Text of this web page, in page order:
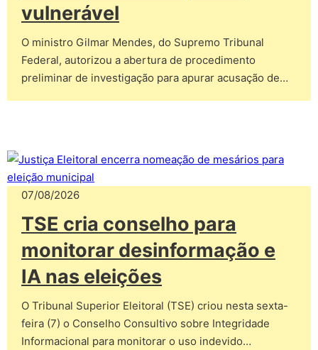
vulnerável
O ministro Gilmar Mendes, do Supremo Tribunal
Federal, autorizou a abertura de procedimento
preliminar de investigação para apurar acusação de…
07/08/2026
TSE cria conselho para
monitorar desinformação e
IA nas eleições
O Tribunal Superior Eleitoral (TSE) criou nesta sexta-
feira (7) o Conselho Consultivo sobre Integridade
Informacional para monitorar o uso indevido…